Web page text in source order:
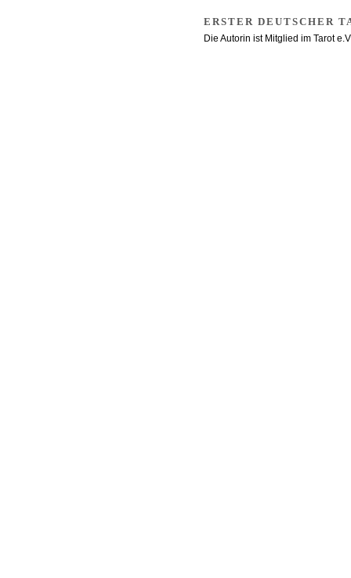
ERSTER DEUTSCHER
Die Autorin ist Mitglied im Tarot